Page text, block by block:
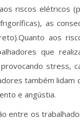
riscos elétricos
as
aos
que
stress,
também lidam
e angústia.
entre os